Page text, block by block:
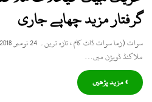
گرفتار مزید چھاپے جاری
ملاکنڈ ڈویژن میں…
» مزید پڑھیں